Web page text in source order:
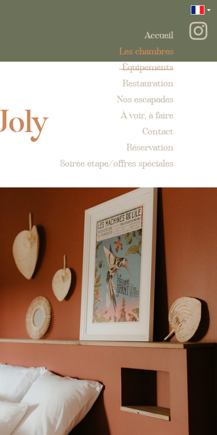
Accueil
Les chambres
Équipements
Restauration
Nos escapades
À voir, à faire
Contact
Réservation
Soirée étape/offres spéciales